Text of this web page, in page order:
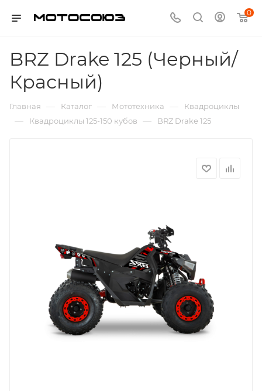
0
BRZ Drake 125 (Черный/
Красный)
Главная — Каталог — Мототехника — Квадроциклы
— Квадроциклы 125-150 кубов — BRZ Drake 125